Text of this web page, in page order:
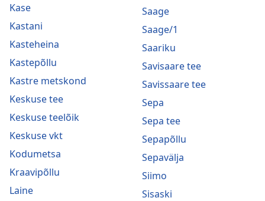
Kase
Kastani
Kasteheina
Kastepõllu
Kastre metskond
Keskuse tee
Keskuse teelõik
Keskuse vkt
Kodumetsa
Kraavipõllu
Laine
Saage
Saage/1
Saariku
Savisaare tee
Savissaare tee
Sepa
Sepa tee
Sepapõllu
Sepavälja
Siimo
Sisaski